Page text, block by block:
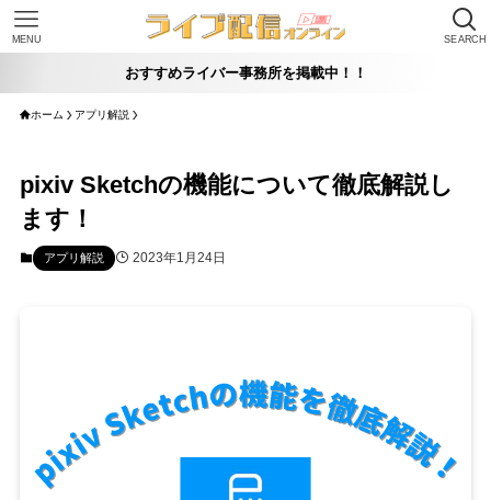
SEARCH
MENU
おすすめライバー事務所を掲載中！！
ホーム アプリ解説
pixiv Sketchの機能について徹底解説し
ます！
アプリ解説 2023年1月24日